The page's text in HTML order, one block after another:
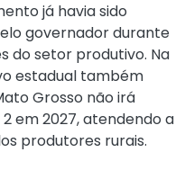
já havia sido
governador durante
do setor produtivo. Na
estadual também
Grosso não irá
em 2027, atendendo a
produtores rurais.